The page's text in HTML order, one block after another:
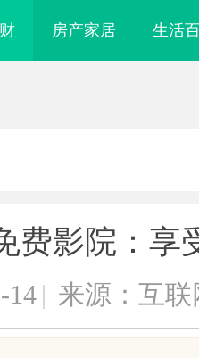
房产家居 生活
费影院：享
14 | 来源：互联